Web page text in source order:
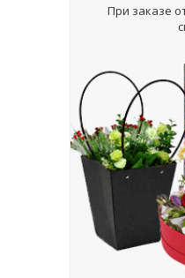
При заказе